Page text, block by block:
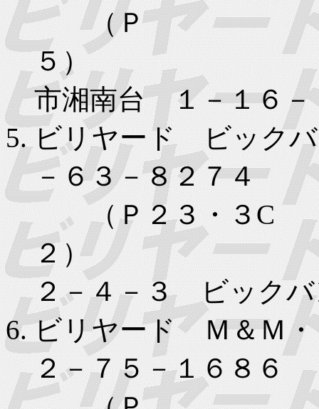
（Ｐ
５
市湘南台 １－１６－
ビリヤード ビック
－６３－８２７４
（Ｐ２３・３C
２） 大
２－４－３ ビック
ビリヤード Ｍ＆Ｍ
２－７５－１６８６